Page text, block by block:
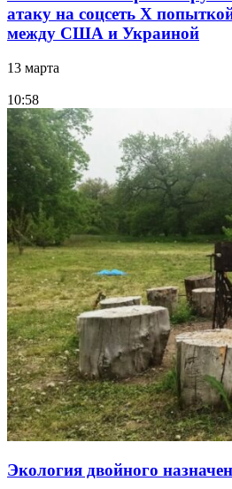
атаку на соцсеть Х
между США и Украиной
13 марта
10:58
Экология двойного